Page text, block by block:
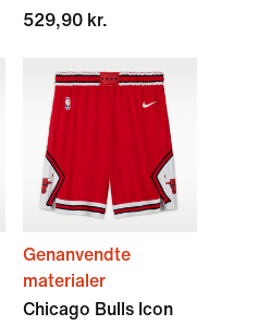
529,90 kr.
Genanvendte
materialer
Chicago Bulls Icon